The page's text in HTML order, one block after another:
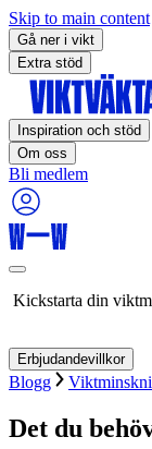
Skip to main content
Gå ner i vikt
Extra stöd
Inspiration och stöd
Om oss
Bli medlem
Kickstarta din
Erbjudandevillkor
Blogg
Det du